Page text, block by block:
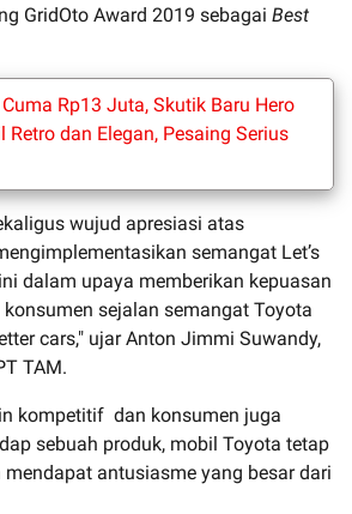
GridOto Award 2019 sebagai Best
Rp13 Juta, Skutik Baru Hero
Retro dan Elegan, Pesaing Serius
wujud apresiasi atas
semangat Let’s
dalam upaya memberikan kepuasan
sejalan semangat Toyota
cars," ujar Anton Jimmi Suwandy,
TAM.
kompetitif dan konsumen juga
sebuah produk, mobil Toyota tetap
antusiasme yang besar dari